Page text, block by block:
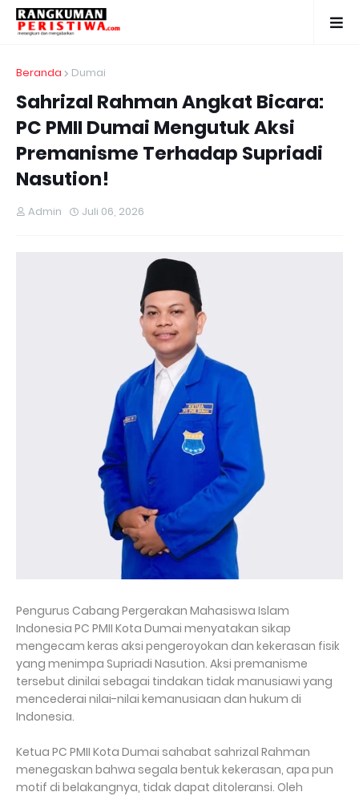
Beranda Dumai
Sahrizal Rahman Angkat Bicara:
PC PMII Dumai Mengutuk Aksi
Premanisme Terhadap Supriadi
Nasution!
Admin Juli 06, 2026
Pengurus Cabang Pergerakan Mahasiswa Islam
Indonesia PC PMII Kota Dumai menyatakan sikap
mengecam keras aksi pengeroyokan dan kekerasan fisik
yang menimpa Supriadi Nasution. Aksi premanisme
tersebut dinilai sebagai tindakan tidak manusiawi yang
mencederai nilai-nilai kemanusiaan dan hukum di
Indonesia.
Ketua PC PMII Kota Dumai sahabat sahrizal Rahman
menegaskan bahwa segala bentuk kekerasan, apa pun
motif di belakangnya, tidak dapat ditoleransi. Oleh